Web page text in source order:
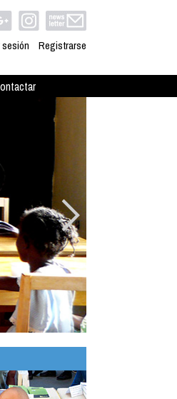
Registrarse